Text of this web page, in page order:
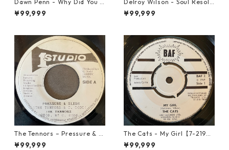
Dawn Penn - Why Did You Li
e【7-21938】
¥99,999
Delroy Wilson - Soul Resolu
tion【7-21935】
¥99,999
The Tennors – Pressure & Sl
ide【7-21952】
¥99,999
The Cats - My Girl【7-2190
6】
¥99,999